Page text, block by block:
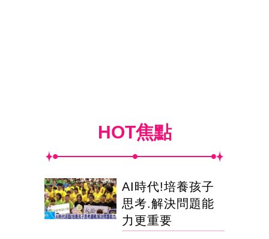
HOT焦點
AI時代!培養孩子
思考.解決問題能
力更重要